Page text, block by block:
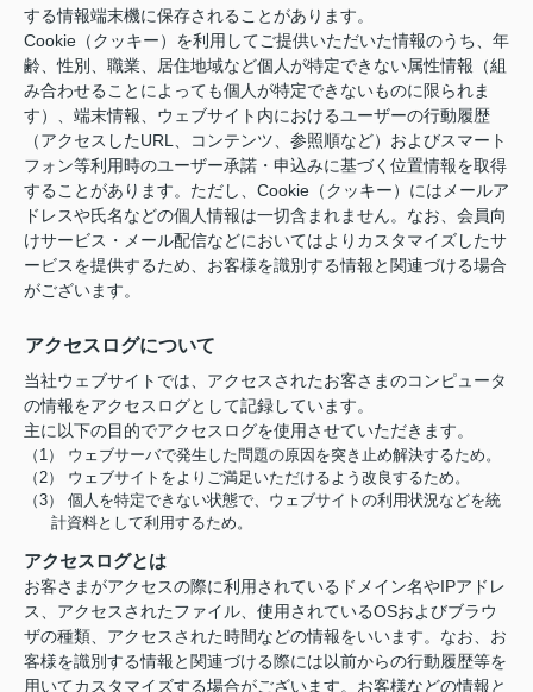
する情報端末機に保存されることがあります。
Cookie（クッキー）を利用してご提供いただいた情報のうち、年
齢、性別、職業、居住地域など個人が特定できない属性情報（組
み合わせることによっても個人が特定できないものに限られま
す）、端末情報、ウェブサイト内におけるユーザーの行動履歴
（アクセスしたURL、コンテンツ、参照順など）およびスマート
フォン等利用時のユーザー承諾・申込みに基づく位置情報を取得
することがあります。ただし、Cookie（クッキー）にはメールア
ドレスや氏名などの個人情報は一切含まれません。なお、会員向
けサービス・メール配信などにおいてはよりカスタマイズしたサ
ービスを提供するため、お客様を識別する情報と関連づける場合
がございます。
アクセスログについて
当社ウェブサイトでは、アクセスされたお客さまのコンピュータ
の情報をアクセスログとして記録しています。
主に以下の目的でアクセスログを使用させていただきます。
（1） ウェブサーバで発生した問題の原因を突き止め解決するため。
（2） ウェブサイトをよりご満足いただけるよう改良するため。
（3） 個人を特定できない状態で、ウェブサイトの利用状況などを統
計資料として利用するため。
アクセスログとは
お客さまがアクセスの際に利用されているドメイン名やIPアドレ
ス、アクセスされたファイル、使用されているOSおよびブラウ
ザの種類、アクセスされた時間などの情報をいいます。なお、お
客様を識別する情報と関連づける際には以前からの行動履歴等を
用いてカスタマイズする場合がございます。お客様などの情報と